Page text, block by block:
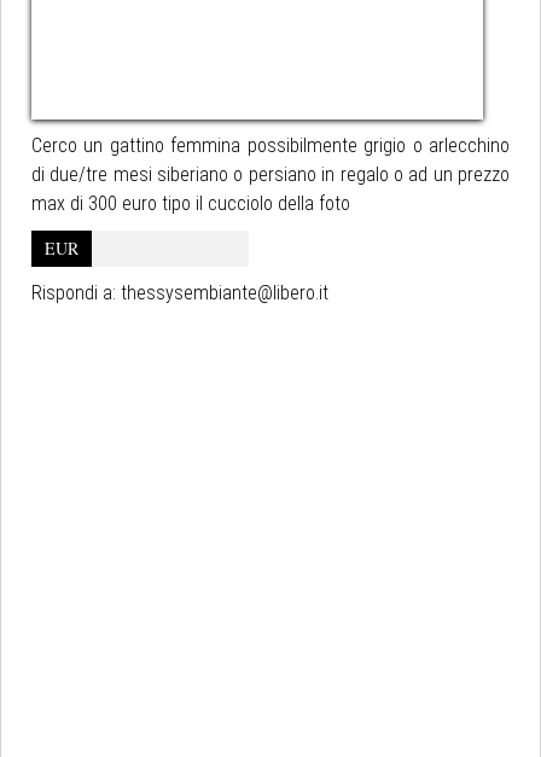
Cerco un gattino femmina possibilmente grigio o arlecchino
di due/tre mesi siberiano o persiano in regalo o ad un prezzo
max di 300 euro tipo il cucciolo della foto
EUR
Rispondi a: thessysembiante@libero.it